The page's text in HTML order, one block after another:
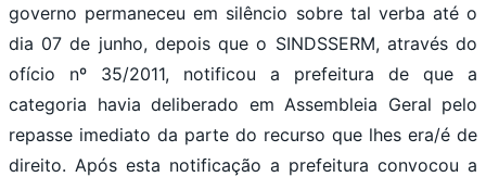
governo permaneceu em silêncio sobre tal verba até o
dia 07 de junho, depois que o SINDSSERM, através do
ofício nº 35/2011, notificou a prefeitura de que a
categoria havia deliberado em Assembleia Geral pelo
repasse imediato da parte do recurso que lhes era/é de
direito. Após esta notificação a prefeitura convocou a